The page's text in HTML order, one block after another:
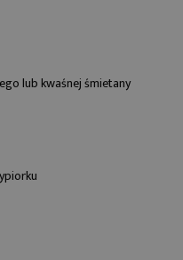
lub kwaśnej śmietany